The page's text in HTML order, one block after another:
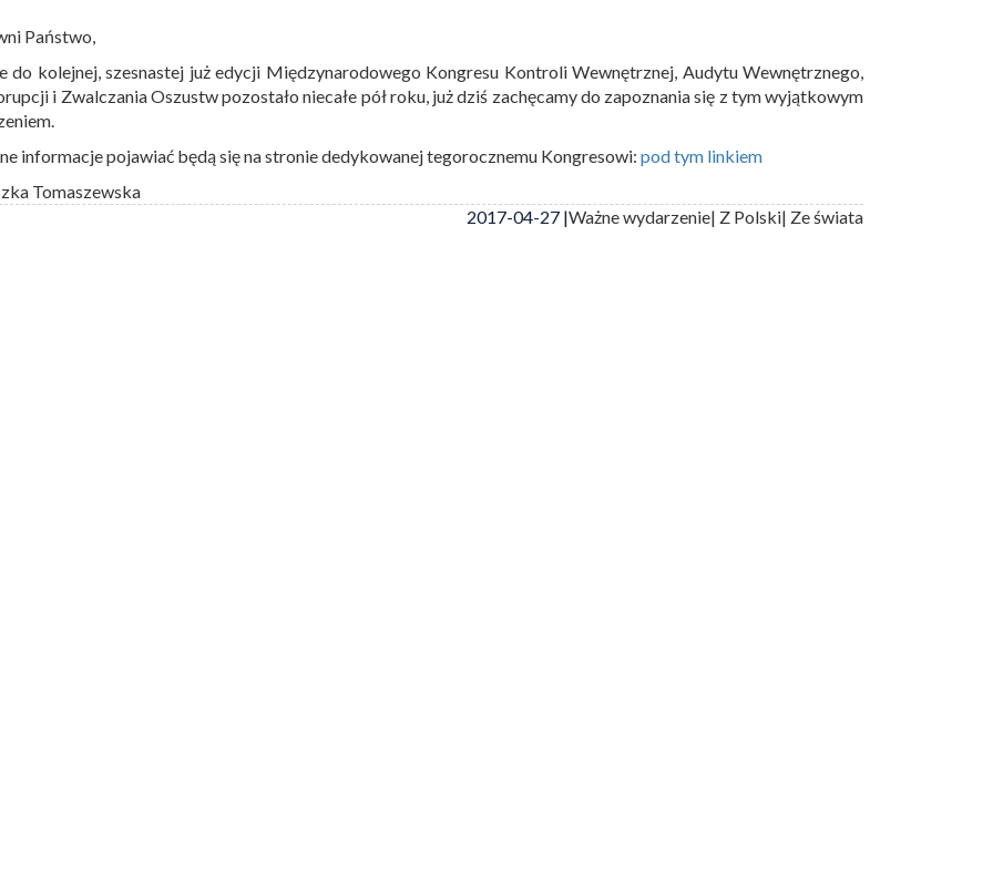
Państwo,
do kolejnej, szesnastej już edycji Międzynarodowego Kongresu Kontroli Wewnętrznej, Audytu Wewnętrznego,
i Zwalczania Oszustw pozostało niecałe pół roku, już dziś zachęcamy do zapoznania się z tym wyjątkowym
informacje pojawiać będą się na stronie dedykowanej tegorocznemu Kongresowi: pod tym linkiem
Tomaszewska
2017-04-27 |Ważne wydarzenie| Z Polski| Ze świata